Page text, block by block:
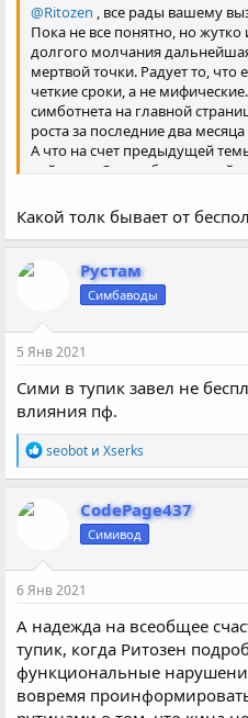
@Ritozen , все рады вашему
Пока не все понятно, но
долгого молчания
мертвой точки. Радует то, что
четкие сроки, а не
симботнета на главной
роста за последние два месяца
А что на счет предыдущей
рейтинге. От них будет какой-
Какой толк бывает от
Рустам
Симбаводы
5 Янв 2021
Сими в тупик завел не
влияния пф.
Р
е
а
:
seobot и Xserks
CodePage437
Симивод
6 Янв 2021
А надежда на всеобщее
тупик, когда Ритозен
функциональные
вовремя